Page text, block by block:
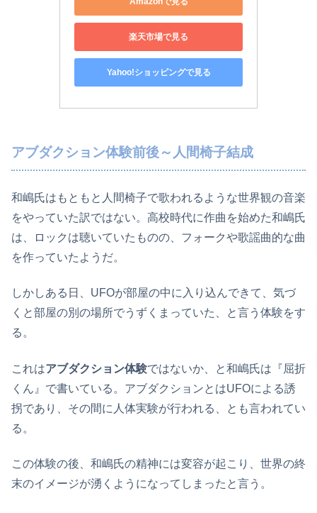
楽天市場で見る
Yahoo!ショッピングで見る
アブダクション体験前後～人間椅子結成
和嶋氏はもともと人間椅子で歌われるような世界観の音楽
をやっていた訳ではない。高校時代に作曲を始めた和嶋氏
は、ロックは聴いていたものの、フォークや歌謡曲的な曲
を作っていたようだ。
しかしある日、UFOが部屋の中に入り込んできて、気づ
くと部屋の別の場所でうずくまっていた、と言う体験をす
る。
これはアブダクション体験ではないか、と和嶋氏は『屈折
くん』で書いている。アブダクションとはUFOによる誘
拐であり、その間に人体実験が行われる、とも言われてい
る。
この体験の後、和嶋氏の精神には変容が起こり、世界の終
末のイメージが湧くようになってしまったと言う。